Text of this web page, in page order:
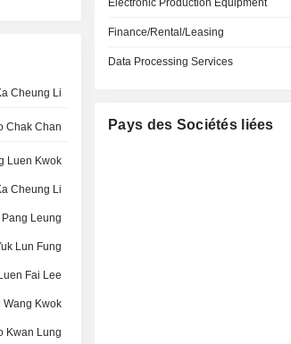
Cheung Li
Chak Chan
Luen Kwok
Cheung Li
Pang Leung
Lun Fung
Luen Fai Lee
Wang Kwok
Kwan Lung
Electronic Production Equipment
Finance/Rental/Leasing
Data Processing Services
Pays des Sociétés liées